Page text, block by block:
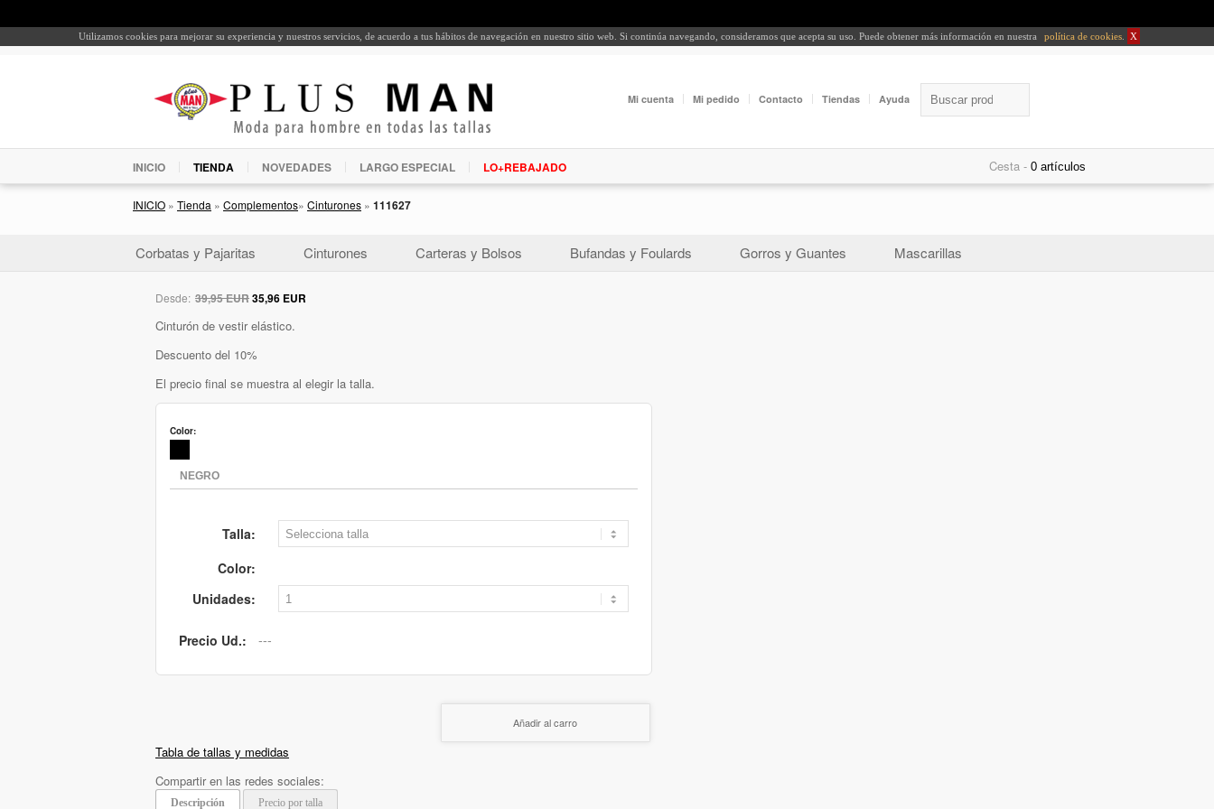
Utilizamos cookies para mejorar su experiencia y nuestros servicios, de acuerdo a tus hábitos de navegación en nuestro sitio web. Si continúa navegando, consideramos que acepta su uso. Puede obtener más información en nuestra política de cookies X
Mi cuenta Mi pedido Contacto Tiendas Ayuda
INICIO TIENDA NOVEDADES LARGO ESPECIAL LO+REBAJADO Cesta -
INICIO » Tienda » Complementos» Cinturones » 111627
Corbatas y Pajaritas Cinturones Carteras y Bolsos Bufandas y Foulards Gorros y Guantes Mascarillas
Desde: 39,95 EUR35,96 EUR
Cinturón de vestir elástico.
Descuento del 10%
El precio final se muestra al elegir la talla.
Color:
Talla:
Color:
Unidades:
Precio Ud.:
Añadir al carro
Tabla de tallas y medidas
Compartir en las redes sociales:
Descripción Precio por talla